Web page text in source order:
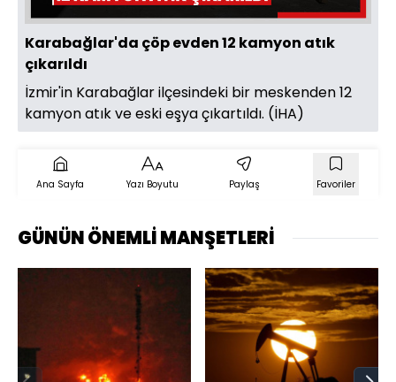
Karabağlar'da çöp evden 12 kamyon atık
çıkarıldı
İzmir'in Karabağlar ilçesindeki bir meskenden 12
kamyon atık ve eski eşya çıkartıldı. (İHA)
Ana Sayfa Yazı Boyutu Paylaş Favoriler
GÜNÜN ÖNEMLİ MANŞETLERİ